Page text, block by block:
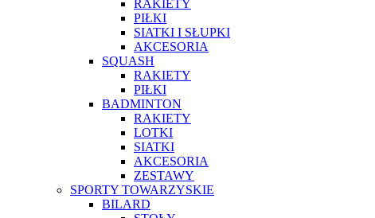
RAKIETY
PIŁKI
SIATKI I SŁUPKI
AKCESORIA
SQUASH
RAKIETY
PIŁKI
BADMINTON
RAKIETY
LOTKI
SIATKI
AKCESORIA
ZESTAWY
SPORTY TOWARZYSKIE
BILARD